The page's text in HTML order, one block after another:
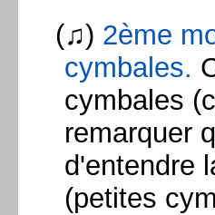
(♫) 2ème
cymbales.
cymbales
remarquer
d'entendre
(petites